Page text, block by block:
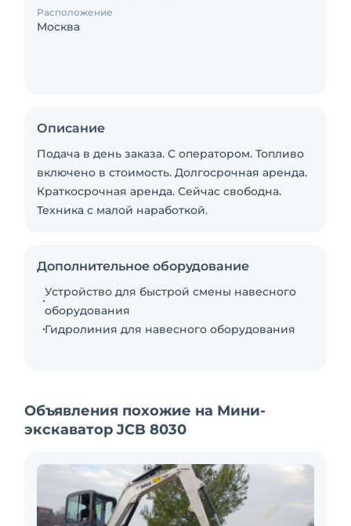
Расположение
Москва
Описание
Подача в день заказа. С оператором. Топливо
включено в стоимость. Долгосрочная аренда.
Краткосрочная аренда. Сейчас свободна.
Техника с малой наработкой.
Дополнительное оборудование
Устройство для быстрой смены навесного
оборудования
Гидролиния для навесного оборудования
Объявления похожие на Мини-
экскаватор JCB 8030